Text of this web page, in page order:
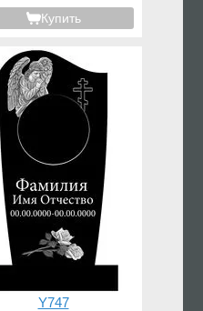
Купить
Y747